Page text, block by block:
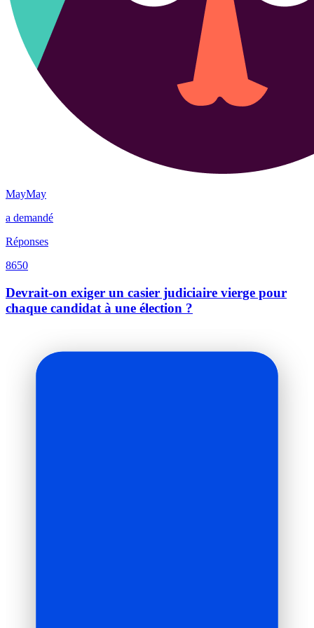
MayMay
a demandé
Réponses
8650
Devrait-on exiger un casier judiciaire vierge pour
chaque candidat à une élection ?